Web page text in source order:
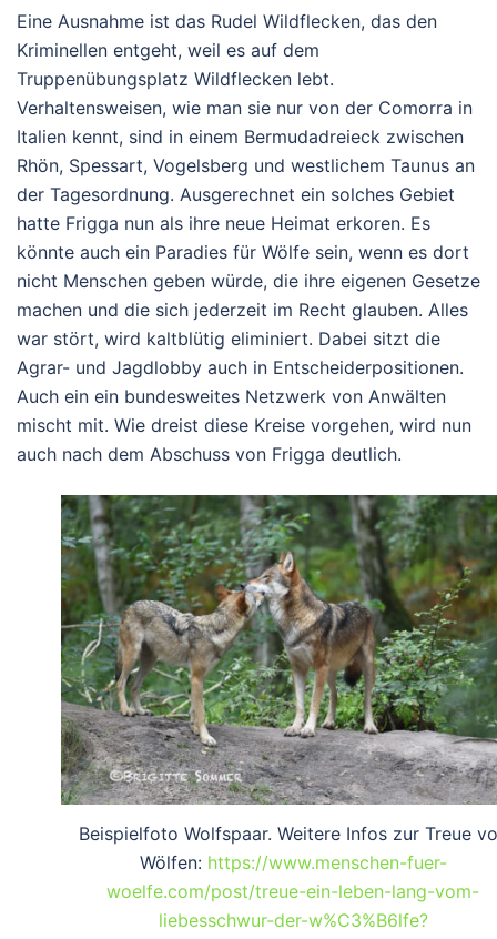
Eine Ausnahme ist das Rudel Wildflecken, das den
Kriminellen entgeht, weil es auf dem
Truppenübungsplatz Wildflecken lebt.
Verhaltensweisen, wie man sie nur von der Comorra in
Italien kennt, sind in einem Bermudadreieck zwischen
Rhön, Spessart, Vogelsberg und westlichem Taunus an
der Tagesordnung. Ausgerechnet ein solches Gebiet
hatte Frigga nun als ihre neue Heimat erkoren. Es
könnte auch ein Paradies für Wölfe sein, wenn es dort
nicht Menschen geben würde, die ihre eigenen Gesetze
machen und die sich jederzeit im Recht glauben. Alles
war stört, wird kaltblütig eliminiert. Dabei sitzt die
Agrar- und Jagdlobby auch in Entscheiderpositionen.
Auch ein ein bundesweites Netzwerk von Anwälten
mischt mit. Wie dreist diese Kreise vorgehen, wird nun
auch nach dem Abschuss von Frigga deutlich.
Beispielfoto Wolfspaar. Weitere Infos zur Treue
Wölfen: https://www.menschen-fuer-
woelfe.com/post/treue-ein-leben-lang-vom-
liebesschwur-der-w%C3%B6lfe?